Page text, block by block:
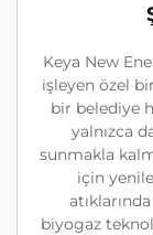
Keya New
işleyen özel
bir belediye
yalnızca
sunmakla
için
biyogaz